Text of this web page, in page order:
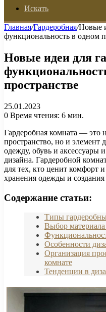
Искать
Главная/Гардеробная/Новые
функциональность в одном
Новые идеи для
пространстве
25.01.2023
0 Время чтения: 6 мин.
Гардеробная комната — это
пространство, но и элемент
одежду, обувь и аксессуары
дизайна. Гардеробной
для тех, кто ценит комфорт
хранения одежды и
Содержание статьи:
Типы
Выбор
Особенности
Организация
комнате
Тенденции в